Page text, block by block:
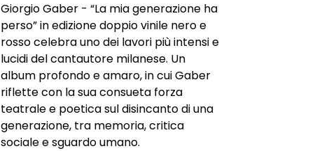
Giorgio Gaber - “La mia generazione ha
perso” in edizione doppio vinile nero e
rosso celebra uno dei lavori più intensi e
lucidi del cantautore milanese. Un
album profondo e amaro, in cui Gaber
riflette con la sua consueta forza
teatrale e poetica sul disincanto di una
generazione, tra memoria, critica
sociale e sguardo umano.